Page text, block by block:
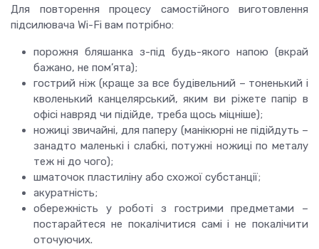
Для повторення процесу самостійного виготовлення
підсилювача Wi-Fi вам потрібно:
порожня бляшанка з-під будь-якого напою (вкрай
бажано, не пом’ята);
гострий ніж (краще за все будівельний – тоненький і
кволенький канцелярський, яким ви ріжете папір в
офісі навряд чи підійде, треба щось міцніше);
ножиці звичайні, для паперу (манікюрні не підійдуть –
занадто маленькі і слабкі, потужні ножиці по металу
теж ні до чого);
шматочок пластиліну або схожої субстанції;
акуратність;
обережність у роботі з гострими предметами –
постарайтеся не покалічитися самі і не покалічити
оточуючих.